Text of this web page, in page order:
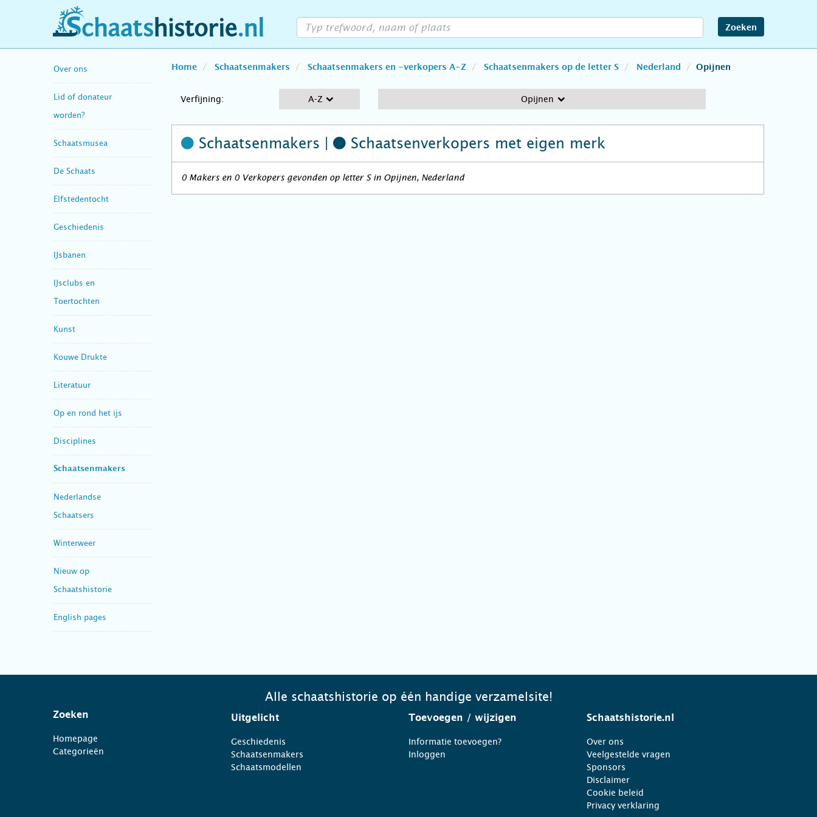
schaatshistorie.nl Zoeken
Over ons
Lid of donateur
worden?
Schaatsmusea
De Schaats
Elfstedentocht
Geschiedenis
IJsbanen
IJsclubs en
Toertochten
Kunst
Kouwe Drukte
Literatuur
Op en rond het ijs
Disciplines
Schaatsenmakers
Nederlandse
Schaatsers
Winterweer
Nieuw op
Schaatshistorie
English pages
Home Schaatsenmakers Schaatsenmakers en -verkopers A-Z Schaatsenmakers op de letter S Nederland Opijnen
Verfijning: A-Z Opijnen
Schaatsenmakers | Schaatsenverkopers met eigen merk
0 Makers en 0 Verkopers gevonden op letter S in Opijnen, Nederland
Alle schaatshistorie op één handige verzamelsite!
Zoeken
Homepage
Categorieën
Uitgelicht
Geschiedenis
Schaatsenmakers
Schaatsmodellen
Toevoegen / wijzigen
Informatie toevoegen?
Inloggen
Schaatshistorie.nl
Over ons
Veelgestelde vragen
Sponsors
Disclaimer
Cookie beleid
Privacy verklaring